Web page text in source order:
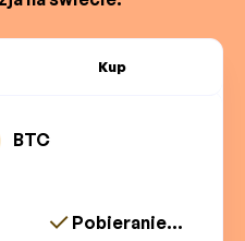
Kup
BTC
Pobieranie...